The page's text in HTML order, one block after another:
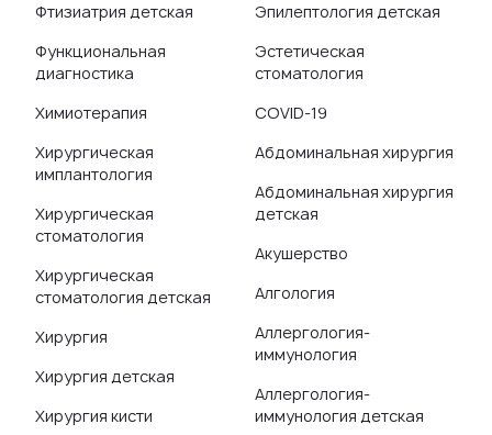
Фтизиатрия детская
Функциональная
диагностика
Химиотерапия
Хирургическая
имплантология
Хирургическая
стоматология
Хирургическая
стоматология детская
Хирургия
Хирургия детская
Хирургия кисти
Эпилептология детская
Эстетическая
стоматология
COVID-19
Абдоминальная хирургия
Абдоминальная хирургия
детская
Акушерство
Алгология
Аллергология-
иммунология
Аллергология-
иммунология детская